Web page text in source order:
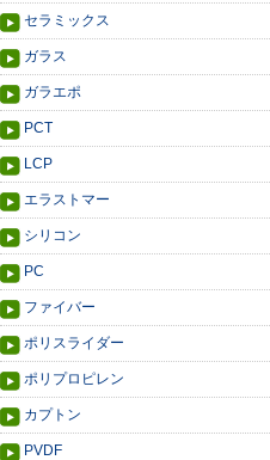
セラミックス
ガラス
ガラエポ
PCT
LCP
エラストマー
シリコン
PC
ファイバー
ポリスライダー
ポリプロピレン
カプトン
PVDF